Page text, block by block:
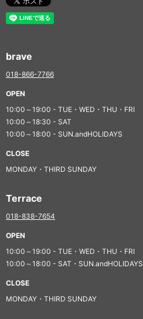
brave
018-866-7766
OPEN
10:00～19:00 - TUE・WED・THU・FRI
10:00～18:30 - SAT
10:00～18:00 - SUN.andHOLIDAYS
CLOSE
MONDAY・THIRD SUNDAY
Terrace
018-838-7654
OPEN
10:00～19:00 - TUE・WED・THU・FRI
10:00～18:00 - SAT・SUN.andHOLIDAYS
CLOSE
MONDAY・THIRD SUNDAY